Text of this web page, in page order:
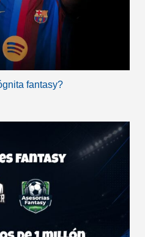
fantasy?